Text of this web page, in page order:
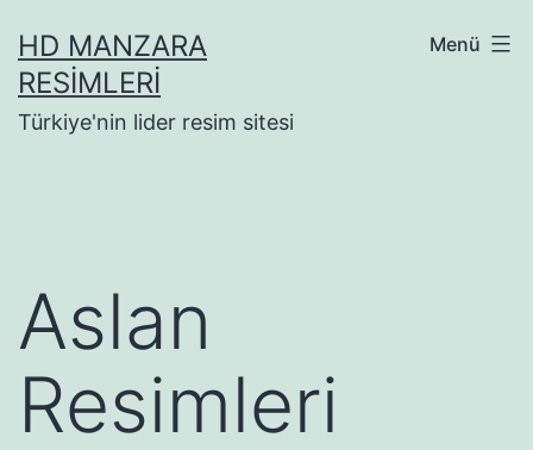
geçHD MANZARA
RESIMLERI
Türkiye'nin lider resim sitesi
Menü
Aslan
Resimleri